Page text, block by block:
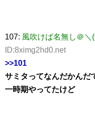
107: 風吹けば名無し＠＼
ID:8ximg2hd0.net
>>101
サミタってなんだかんだ
一時期やってたけど